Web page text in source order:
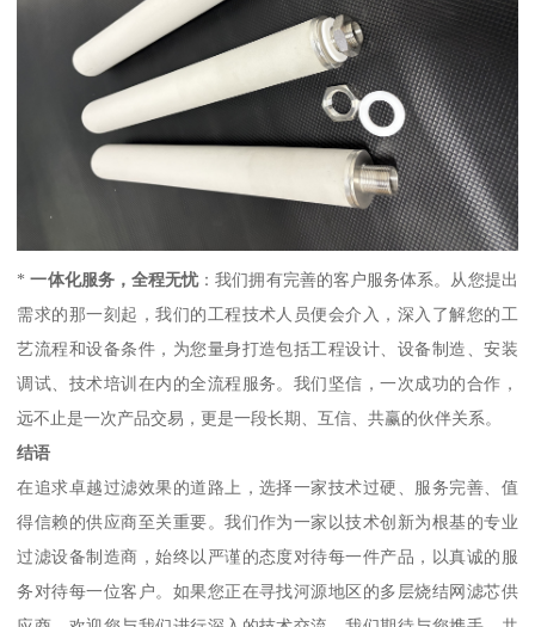
*一体化服务，全程无忧：我们拥有完善的客户服务体系。从您提出
需求的那一刻起，我们的工程技术人员便会介入，深入了解您的工
艺流程和设备条件，为您量身打造包括工程设计、设备制造、安装
调试、技术培训在内的全流程服务。我们坚信，一次成功的合作，
远不止是一次产品交易，更是一段长期、互信、共赢的伙伴关系。
结语
在追求卓越过滤效果的道路上，选择一家技术过硬、服务完善、值
得信赖的供应商至关重要。我们作为一家以技术创新为根基的专业
过滤设备制造商，始终以严谨的态度对待每一件产品，以真诚的服
务对待每一位客户。如果您正在寻找河源地区的多层烧结网滤芯供